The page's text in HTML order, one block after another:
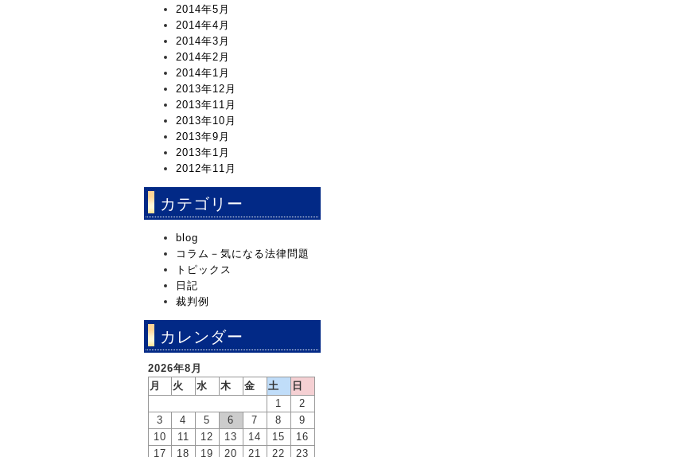
2014年5月
2014年4月
2014年3月
2014年2月
2014年1月
2013年12月
2013年11月
2013年10月
2013年9月
2013年1月
2012年11月
カテゴリー
blog
コラム－気になる法律問題
トピックス
日記
裁判例
カレンダー
2026年8月
月
火 水 木 金 土
日
1
2
3
4 5 6 7 8
9
10
11 12 13 14 15
16
17
18 19 20 21 22 23